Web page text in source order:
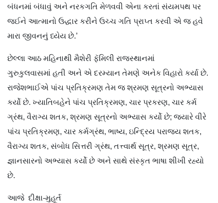
બંધનમાં બંધાવું અને નરકગતિ મેળવવી એના કરતાં સંયમપથ પર
જઈને આત્માનો ઉદ્ધાર કરીને ઉચ્ચ ગતિ પ્રાપ્ત કરવી એ જ હવે
મારા જીવનનું ધ્યેય છે.’
છેલ્લા આઠ મહિનાથી મૈશેરી ફૅમિલી રાજસ્થાનમાં
ગુરુકુલવાસમાં હતી અને એ દરમ્યાન તેમણે અનેક વિહારો કર્યા છે.
રાજેશભાઈએ પાંચ પ્રતિક્રમણ તેમ જ શ્રમણ સૂત્રનો અભ્યાસ
કર્યો છે. ખ્યાતિબહેને પાંચ પ્રતિક્રમણ, ચાર પ્રકરણ, ચાર કર્મ
ગ્રંથ, વૈરાગ્ય શતક, શ્રમણ સૂત્રનો અભ્યાસ કર્યો છે; જ્યારે વીરે
પાંચ પ્રતિક્રમણ, ચાર કર્મગ્રંથ, ભાષ્ય, ઇન્દ્રિય પરાજય શતક,
વૈરાગ્ય શતક, સંબોધ સિત્તરી ગ્રંથ, તત્ત્વાર્થ સૂત્ર, શ્રમણ સૂત્ર,
જ્ઞાનસારનો અભ્યાસ કર્યો છે અને સાથે સંસ્કૃત ભાષા શીખી રહ્યો
છે.
આજે દીક્ષા-મુહૂર્ત